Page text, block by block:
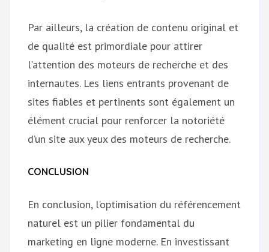
Par ailleurs, la création de contenu original et
de qualité est primordiale pour attirer
l’attention des moteurs de recherche et des
internautes. Les liens entrants provenant de
sites fiables et pertinents sont également un
élément crucial pour renforcer la notoriété
d’un site aux yeux des moteurs de recherche.
CONCLUSION
En conclusion, l’optimisation du référencement
naturel est un pilier fondamental du
marketing en ligne moderne. En investissant